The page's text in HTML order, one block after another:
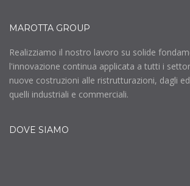
MAROTTA GROUP
Realizziamo il nostro lavoro su solide
l'innovazione continua applicata a tutti i
nuove costruzioni alle ristrutturazioni, dagli
quelli industriali e commerciali.
DOVE SIAMO